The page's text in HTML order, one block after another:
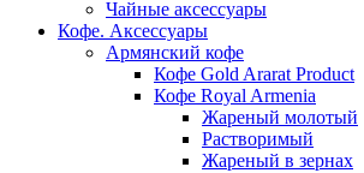
Чайные аксессуары
Кофе. Аксессуары
Армянский кофе
Кофе Gold Ararat Product
Кофе Royal Armenia
Жареный молотый
Растворимый
Жареный в зернах